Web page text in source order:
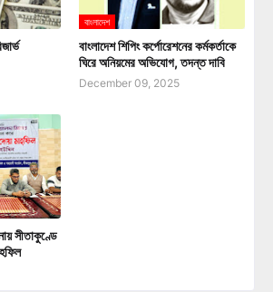
বাংলাদেশ
বাংলাদেশ শিপিং কর্পোরেশনের কর্মকর্তাকে
ঘিরে অনিয়মের অভিযোগ, তদন্ত দাবি
December 09, 2025
সীতাকুণ্ডে